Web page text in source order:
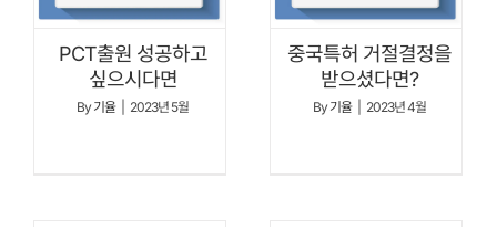
PCT출원 성공하고
싶으시다면
By기율 2023년 5월
중국특허 거절결정을
받으셨다면?
By기율 2023년 4월